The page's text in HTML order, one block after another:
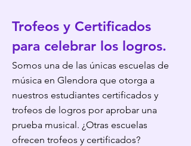
Trofeos y Certificados
para celebrar los logros.
Somos una de las únicas escuelas de
música en Glendora que otorga a
nuestros estudiantes certificados y
trofeos de logros por aprobar una
prueba musical. ¿Otras escuelas
ofrecen trofeos y certificados?